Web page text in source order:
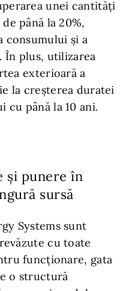
unei cantități
până la 20%,
consumului și a
În plus, utilizarea
exterioară a
la creșterea duratei
cu până la 10 ani.
și punere în
sursă
Systems sunt
cu toate
funcţionare, gata
o structură